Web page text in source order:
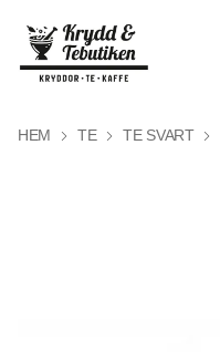
HEM TE TE SVART